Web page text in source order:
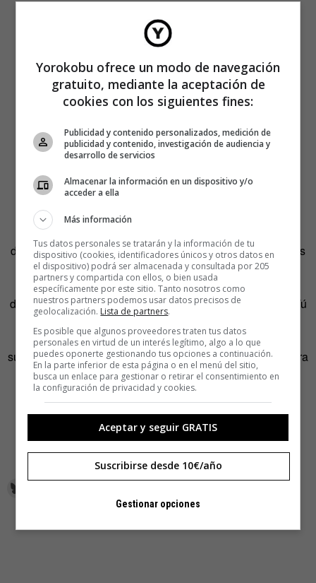
Sonidos XP
Llevo un buen rato pensando cómo describir esta app y
siempre llego a la misma conclusión: ES LA HOSTIA. Es
decir, tú, usuario de Mac; tú, que te has gastado los dineros
en un iPhone; tú, fanboy, que tienes iPod, iPod Touch,
Apple TV y hasta te has comprado ese maléfico mando a
distancia plateado que parece ser diseñado por Satán… Tú
eres el que necesita esta aplicación en la que podrás
encontrar todos los sonidos de Windows XP. Un
subdesarrollador brillante el que decidió crear esta app para
iOS…
—
Más apps, que hasta podrían serte útiles,en este post de
David García.
Yorokobu ofrece un modo de navegación
gratuito, mediante la aceptación de
cookies con los siguientes fines:
Publicidad y contenido personalizados, medición de
publicidad y contenido, investigación de audiencia y
desarrollo de servicios
Almacenar la información en un dispositivo y/o
acceder a ella
Más información
Tus datos personales se tratarán y la información de tu
dispositivo (cookies, identificadores únicos y otros datos en
el dispositivo) podrá ser almacenada y consultada por 205
partners y compartida con ellos, o bien usada
específicamente por este sitio. Tanto nosotros como
nuestros partners podemos usar datos precisos de
geolocalización. Lista de partners.
Es posible que algunos proveedores traten tus datos
personales en virtud de un interés legítimo, algo a lo que
puedes oponerte gestionando tus opciones a continuación.
En la parte inferior de esta página o en el menú del sitio,
busca un enlace para gestionar o retirar el consentimiento en
la configuración de privacidad y cookies.
Aceptar y seguir GRATIS
Suscribirse desde 10€/año
Gestionar opciones